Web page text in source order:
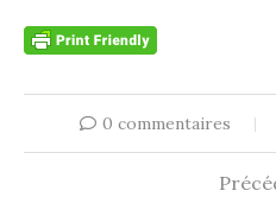
0 commentaires